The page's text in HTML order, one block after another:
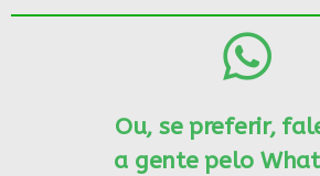
Ou, se preferir,
a gente pelo